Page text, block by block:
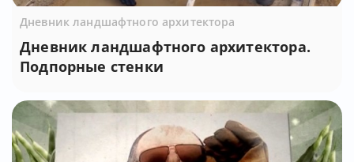
Дневник ландшафтного архитектора
Дневник ландшафтного архитектора.
Подпорные стенки